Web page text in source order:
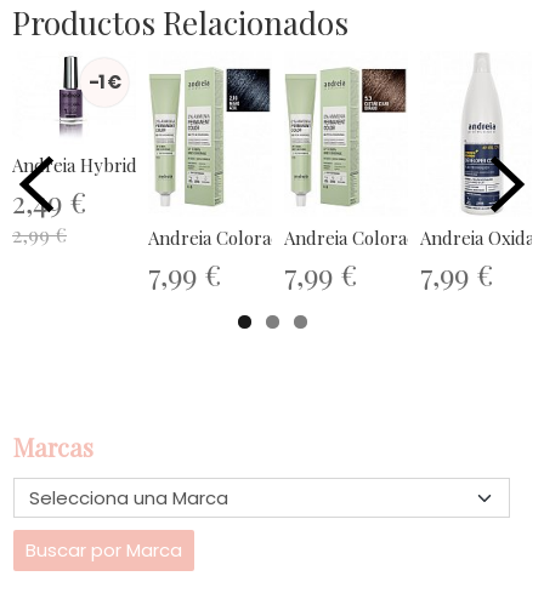
Marcas
Productos Relacionados
-1 €
Andreia Hybrid Gel - Fusion Color H27
2,49 €
2,99 € Andreia Coloración Permanente Sin...
7,99 €
Andreia Coloración
7,99 €
Andreia
7,99 €